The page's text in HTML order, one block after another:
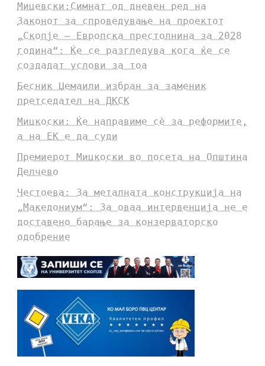
Мицевски:Симнат од дневен ред на
Законот за спроведување на проектот
„Скопје – Европска престолнина за 2028
година“: Ќе се разгледува кога ќе се
создадат услови за тоа
Бесник Џемаили избран за заменик
претседател на ДКСК
Мицкоски: Ќе направиме сè за реформите,
а на ЕК е да суди
Премиерот Мицкоски во посета на Општина
Делчево
Честоева: За металната конструкција на
„Македониум“: За оваа интервенција не е
доставено барање за конзерваторско
одобрение